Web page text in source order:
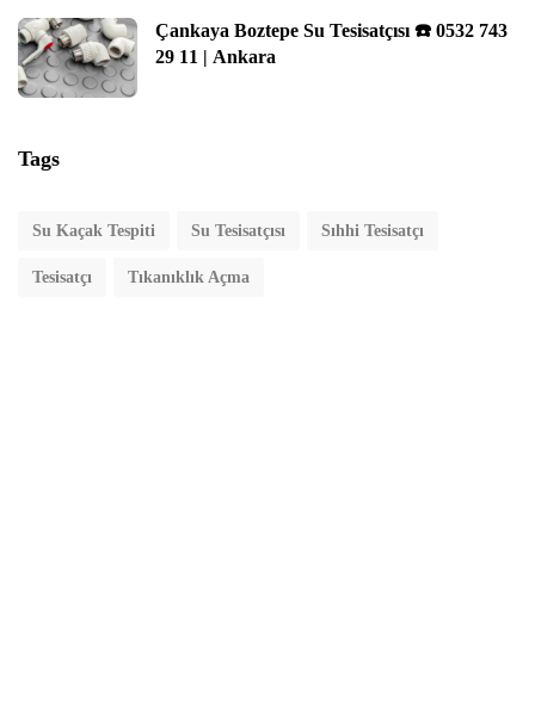
Çankaya Boztepe Su Tesisatçısı ☎️ 0532 743
29 11 | Ankara
Tags
Su Kaçak Tespiti Su Tesisatçısı Sıhhi Tesisatçı
Tesisatçı Tıkanıklık Açma